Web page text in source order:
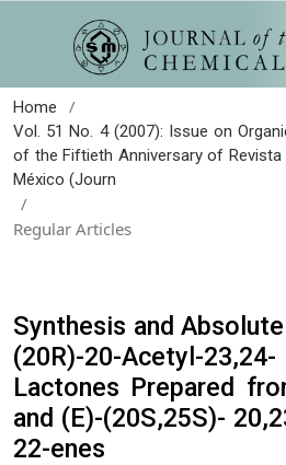
Home /
Vol. 51 No. 4 (2007): Issue on
of the Fiftieth Anniversary of Revista
México (Journ
/
Regular Articles
Synthesis and
(20R)-20-Acetyl-
Lactones Prepared
and (E)-(20S,25S)-
22-enes